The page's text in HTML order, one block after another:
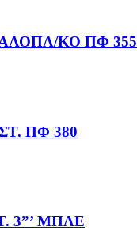
ΚΟ ΠΦ 355
ΠΦ 380
3”’ ΜΠΛΕ